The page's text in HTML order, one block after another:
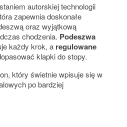
autorskiej technologii
zapewnia doskonałe
oraz wyjątkową
chodzenia. Podeszwa
każdy krok, a regulowane
klapki do stopy.
który świetnie wpisuje się w
po bardziej